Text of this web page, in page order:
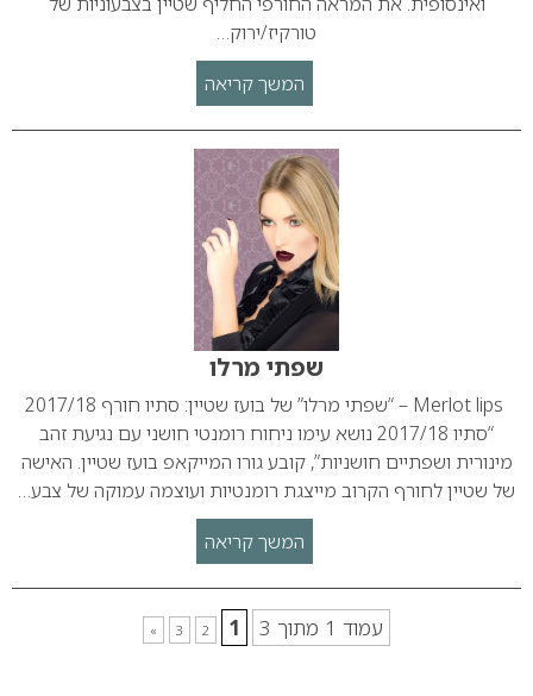
טורקיז/ירוק…
המשך קריאה
שפתי מרלו
Merlot lips – “שפתי מרלו” של בועז שטיין: סתיו חורף 2017/18
“סתיו 2017/18 נושא עימו ניחוח רומנטי חושני עם נגיעת זהב
מינורית ושפתיים חושניות”, קובע גורו המייקאפ בועז שטיין. האישה
של שטיין לחורף הקרוב מייצגת רומנטיות ועוצמה עמוקה של צבע…
המשך קריאה
עמוד 1 מתוך 3 1
2
3
»